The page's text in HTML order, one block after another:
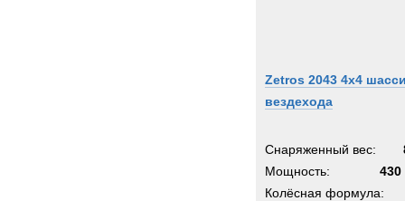
Zetros 2043 4x4
вездехода
Снаряженный вес:
Мощность:
430
Колёсная формула: